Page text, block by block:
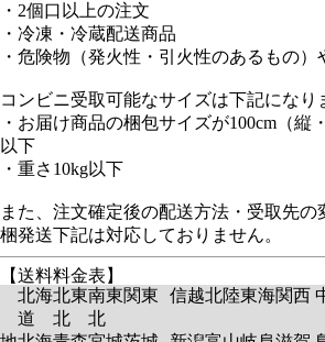
・2個口以上の注文
・冷凍・冷蔵配送商品
・危険物（発火性・引火性のあるもの）
コンビニ受取可能なサイズは下記になり
・お届け商品の梱包サイズが100cm（縦
以下
・重さ10kg以下
また、注文確定後の配送方法・受取先の
梱発送下記は対応しておりません。
【送料料金表】
北海
道
北東
北
南東
北
関東 信越北陸東海関西